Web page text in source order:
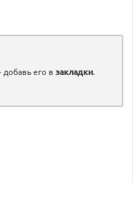
его в закладки.